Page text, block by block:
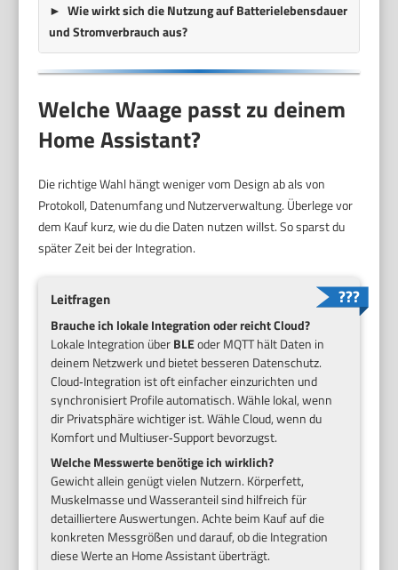
Wie wirkt sich die Nutzung auf Batterielebensdauer
und Stromverbrauch aus?
Welche Waage passt zu deinem
Home Assistant?
Die richtige Wahl hängt weniger vom Design ab als von
Protokoll, Datenumfang und Nutzerverwaltung. Überlege vor
dem Kauf kurz, wie du die Daten nutzen willst. So sparst du
später Zeit bei der Integration.
Leitfragen
Brauche ich lokale Integration oder reicht Cloud?
Lokale Integration überBLEoder MQTT hält Daten in
deinem Netzwerk und bietet besseren Datenschutz.
Cloud‑Integration ist oft einfacher einzurichten und
synchronisiert Profile automatisch. Wähle lokal, wenn
dir Privatsphäre wichtiger ist. Wähle Cloud, wenn du
Komfort und Multiuser‑Support bevorzugst.
Welche Messwerte benötige ich wirklich?
Gewicht allein genügt vielen Nutzern. Körperfett,
Muskelmasse und Wasseranteil sind hilfreich für
detailliertere Auswertungen. Achte beim Kauf auf die
konkreten Messgrößen und darauf, ob die Integration
diese Werte an Home Assistant überträgt.